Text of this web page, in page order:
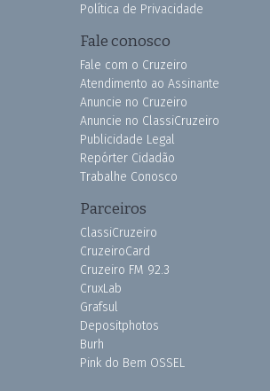
Política de Privacidade
Fale conosco
Fale com o Cruzeiro
Atendimento ao Assinante
Anuncie no Cruzeiro
Anuncie no ClassiCruzeiro
Publicidade Legal
Repórter Cidadão
Trabalhe Conosco
Parceiros
ClassiCruzeiro
CruzeiroCard
Cruzeiro FM 92.3
CruxLab
Grafsul
Depositphotos
Burh
Pink do Bem OSSEL